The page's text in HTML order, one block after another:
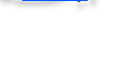
REGULADOR